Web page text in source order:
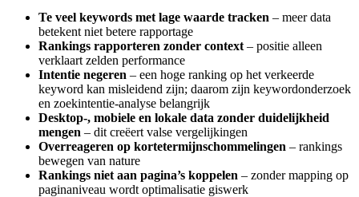
Te veel keywords met lage waarde tracken – meer data
betekent niet betere rapportage
Rankings rapporteren zonder context – positie alleen
verklaart zelden performance
Intentie negeren – een hoge ranking op het verkeerde
keyword kan misleidend zijn; daarom zijn keywordonderzoek
en zoekintentie‑analyse belangrijk
Desktop-, mobiele en lokale data zonder duidelijkheid
mengen – dit creëert valse vergelijkingen
Overreageren op kortetermijnschommelingen – rankings
bewegen van nature
Rankings niet aan pagina’s koppelen – zonder mapping op
paginaniveau wordt optimalisatie giswerk